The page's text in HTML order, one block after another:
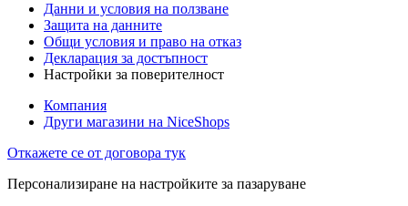
Данни и условия на ползване
Защита на данните
Общи условия и право на отказ
Декларация за достъпност
Настройки за поверителност
Компания
Други магазини на NiceShops
Откажете се от договора тук
Персонализиране на настройките за пазаруване